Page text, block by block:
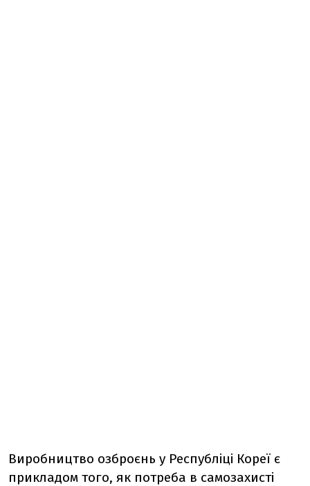
Виробництво озброєнь у Республіці Кореї є
прикладом того, як потреба в самозахисті